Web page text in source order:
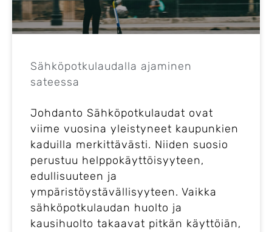
Sähköpotkulaudalla ajaminen
sateessa
Johdanto Sähköpotkulaudat ovat
viime vuosina yleistyneet kaupunkien
kaduilla merkittävästi. Niiden suosio
perustuu helppokäyttöisyyteen,
edullisuuteen ja
ympäristöystävällisyyteen. Vaikka
sähköpotkulaudan huolto ja
kausihuolto takaavat pitkän käyttöiän,